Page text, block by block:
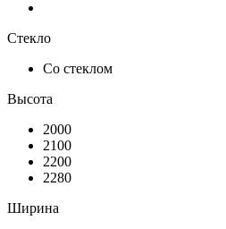
Стекло
Со стеклом
Высота
2000
2100
2200
2280
Ширина